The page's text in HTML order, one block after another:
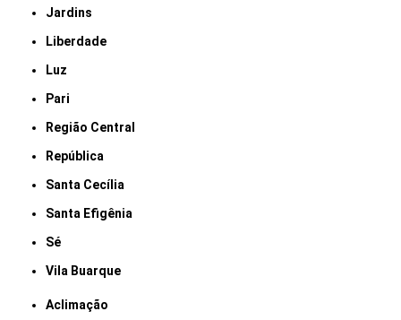
Jardins
Liberdade
Luz
Pari
Região Central
República
Santa Cecília
Santa Efigênia
Sé
Vila Buarque
Aclimação